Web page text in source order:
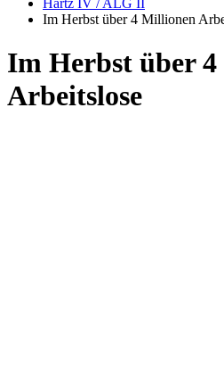
Hartz IV / ALG II
Im Herbst über 4 Millionen
Im Herbst über
Arbeitslose